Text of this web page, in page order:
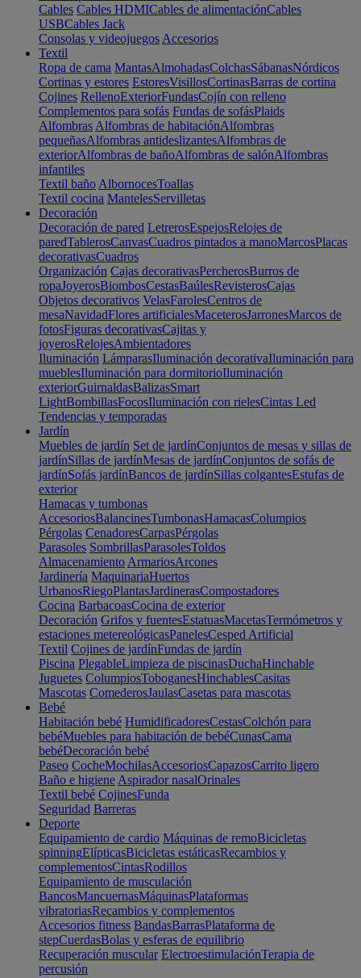
Cables Cables HDMICables de alimentaciónCables
USBCables Jack
Consolas y videojuegos Accesorios
Textil
Ropa de cama MantasAlmohadasColchasSábanasNórdicos
Cortinas y estores EstoresVisillosCortinasBarras de cortina
Cojines RellenoExteriorFundasCojín con relleno
Complementos para sofás Fundas de sofásPlaids
Alfombras Alfombras de habitaciónAlfombras
pequeñasAlfombras antideslizantesAlfombras de
exteriorAlfombras de bañoAlfombras de salónAlfombras
infantiles
Textil baño AlbornocesToallas
Textil cocina MantelesServilletas
Decoración
Decoración de pared LetrerosEspejosRelojes de
paredTablerosCanvasCuadros pintados a manoMarcosPlacas
decorativasCuadros
Organización Cajas decorativasPercherosBurros de
ropaJoyerosBiombosCestasBaúlesRevisterosCajas
Objetos decorativos VelasFarolesCentros de
mesaNavidadFlores artificialesMaceterosJarronesMarcos de
fotosFiguras decorativasCajitas y
joyerosRelojesAmbientadores
Iluminación LámparasIluminación decorativaIluminación para
mueblesIluminación para dormitorioIluminación
exteriorGuirnaldasBalizasSmart
LightBombillasFocosIluminación con rielesCintas Led
Tendencias y temporadas
Jardín
Muebles de jardín Set de jardínConjuntos de mesas y sillas de
jardínSillas de jardínMesas de jardínConjuntos de sofás de
jardínSofás jardínBancos de jardínSillas colgantesEstufas de
exterior
Hamacas y tumbonas
AccesoriosBalancinesTumbonasHamacasColumpios
Pérgolas CenadoresCarpasPérgolas
Parasoles SombrillasParasolesToldos
Almacenamiento ArmariosArcones
Jardinería MaquinariaHuertos
UrbanosRiegoPlantasJardinerasCompostadores
Cocina BarbacoasCocina de exterior
Decoración Grifos y fuentesEstatuasMacetasTermómetros y
estaciones metereológicasPanelesCesped Artificial
Textil Cojines de jardínFundas de jardín
Piscina PlegableLimpieza de piscinasDuchaHinchable
Juguetes ColumpiosToboganesHinchablesCasitas
Mascotas ComederosJaulasCasetas para mascotas
Bebé
Habitación bebé HumidificadoresCestasColchón para
bebéMuebles para habitación de bebéCunasCama
bebéDecoración bebé
Paseo CocheMochilasAccesoriosCapazosCarrito ligero
Baño e higiene Aspirador nasalOrinales
Textil bebé CojinesFunda
Seguridad Barreras
Deporte
Equipamiento de cardio Máquinas de remoBicicletas
spinningElípticasBicicletas estáticasRecambios y
complementosCintasRodillos
Equipamiento de musculación
BancosMancuernasMáquinasPlataformas
vibratoriasRecambios y complementos
Accesorios fitness BandasBarrasPlataforma de
stepCuerdasBolas y esferas de equilibrio
Recuperación muscular ElectroestimulaciónTerapia de
percusión